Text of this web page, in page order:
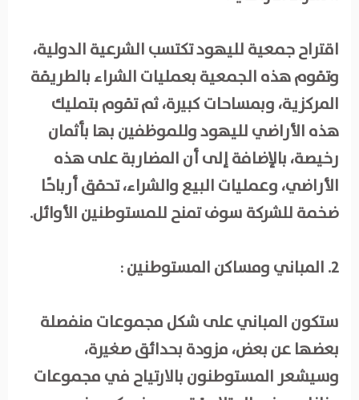
اقتراح جمعية لليهود تكتسب الشرعية الدولية،
وتقوم هذه الجمعية بعمليات الشراء بالطريقة
المركزية، وبمساحات كبيرة، ثم تقوم بتمليك
هذه الأراضي لليهود وللموظفين بها بأثمان
رخيصة، بالإضافة إلى أن المضاربة على هذه
الأراضي، وعمليات البيع والشراء، تحقق أرباحًا
ضخمة للشركة سوف تمنح للمستوطنين الأوائل.
2. المباني ومساكن المستوطنين :
ستكون المباني على شكل مجموعات منفصلة
بعضها عن بعض، مزودة بحدائق صغيرة،
وسيشعر المستوطنون بالارتياح في مجموعات